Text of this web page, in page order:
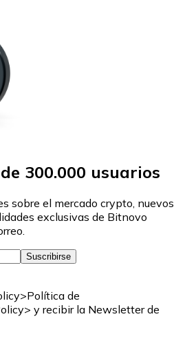
300.000 usuarios
sobre el mercado crypto, nuevos
exclusivas de Bitnovo
Suscribirse
de
y recibir la Newsletter de